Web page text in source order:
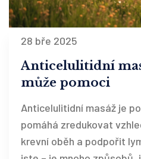
28 bře 2025
Anticelulitidní
může pomoci
Anticelulitidní masáž je
pomáhá zredukovat
krevní oběh a podpořit